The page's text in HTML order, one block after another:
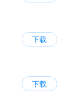
下载
下载